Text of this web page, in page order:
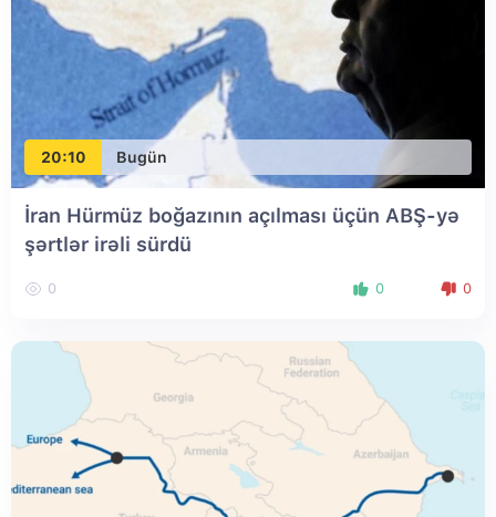
20:10 Bugün
İran Hürmüz boğazının açılması üçün ABŞ-yə
şərtlər irəli sürdü
0 0 0